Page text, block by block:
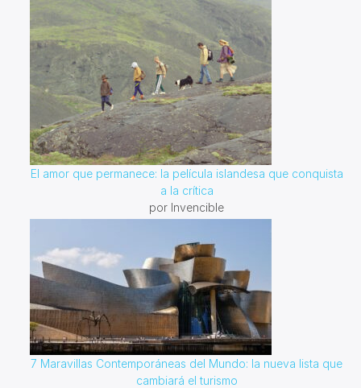
El amor que permanece: la película islandesa que conquista
a la crítica
por Invencible
7 Maravillas Contemporáneas del Mundo: la nueva lista que
cambiará el turismo